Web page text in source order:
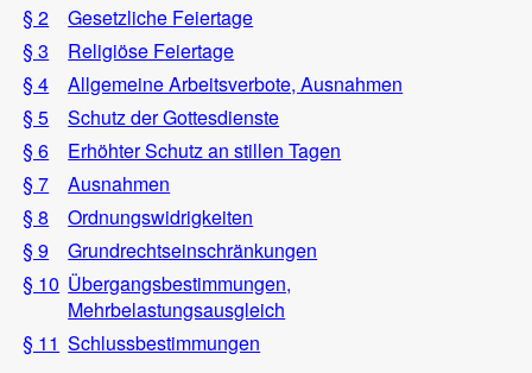
§ 2
Gesetzliche Feiertage
§ 3
Religiöse Feiertage
§ 4
Allgemeine Arbeitsverbote, Ausnahmen
§ 5
Schutz der Gottesdienste
§ 6
Erhöhter Schutz an stillen Tagen
§ 7
Ausnahmen
§ 8
Ordnungswidrigkeiten
§ 9
Grundrechtseinschränkungen
§ 10 Übergangsbestimmungen,
Mehrbelastungsausgleich
§ 11 Schlussbestimmungen